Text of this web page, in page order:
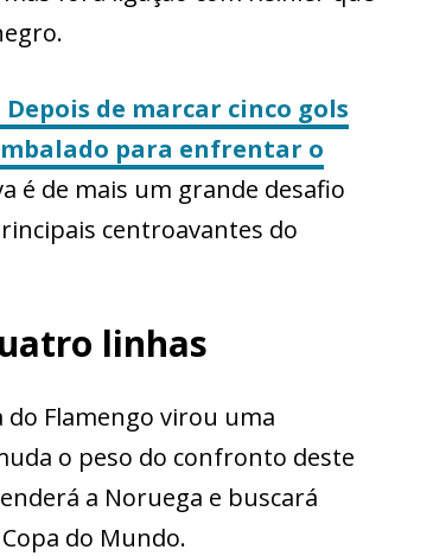
de marcar cinco gols
para enfrentar o
é de mais um grande desafio
centroavantes do
linhas
do Flamengo virou uma
o peso do confronto deste
a Noruega e buscará
do Mundo.